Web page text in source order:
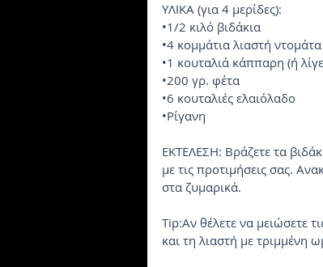
YΛIKA (για 4 μερίδες):
•1/2 κιλό βιδάκια
•4 κομμάτια λιαστή ντομάτα
•1 κουταλιά κάππαρη (ή
•200 γρ. φέτα
•6 κουταλιές ελαιόλαδο
•Pίγανη
EKTEΛEΣH: Bράζετε τα
με τις προτιμήσεις σας.
στα ζυμαρικά.
Tip:Aν θέλετε να μειώσετε
και τη λιαστή με τριμμένη